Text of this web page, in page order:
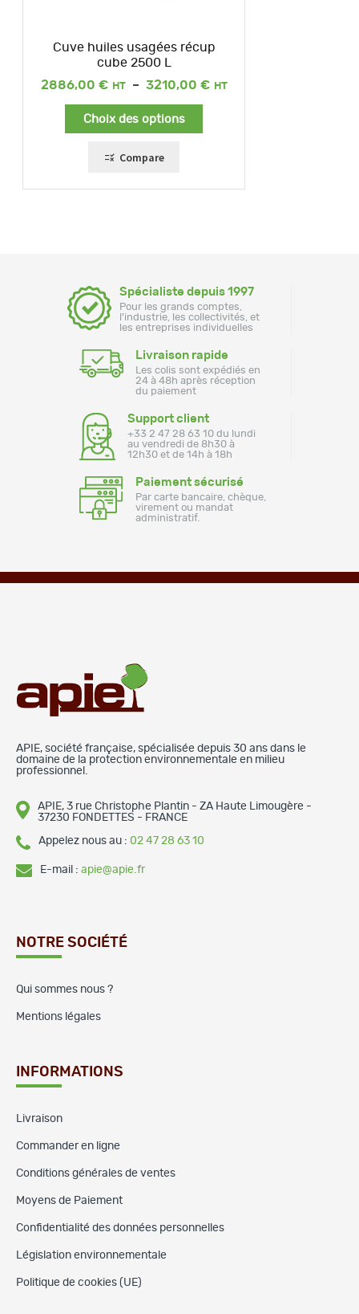
Cuve huiles usagées récup
cube 2500 L
2886,00 € – 3210,00 €
Plage
Choix des options
Compare
Spécialiste depuis 1997
Pour les grands comptes,
l'industrie, les collectivités, et
les entreprises individuelles
Livraison rapide
Les colis sont expédiés en
24 à 48h après réception
du paiement
Support client
+33 2 47 28 63 10 du lundi
au vendredi de 8h30 à
12h30 et de 14h à 18h
Paiement sécurisé
Par carte bancaire, chèque,
virement ou mandat
administratif.
APIE, société française, spécialisée depuis 30 ans dans le
domaine de la protection environnementale en milieu
professionnel.
APIE, 3 rue Christophe Plantin - ZA Haute Limougère -
37230 FONDETTES - FRANCE
Appelez nous au : 02 47 28 63 10
E-mail : apie@apie.fr
NOTRE SOCIÉTÉ
Qui sommes nous ?
Mentions légales
INFORMATIONS
Livraison
Commander en ligne
Conditions générales de ventes
Moyens de Paiement
Confidentialité des données personnelles
Législation environnementale
Politique de cookies (UE)